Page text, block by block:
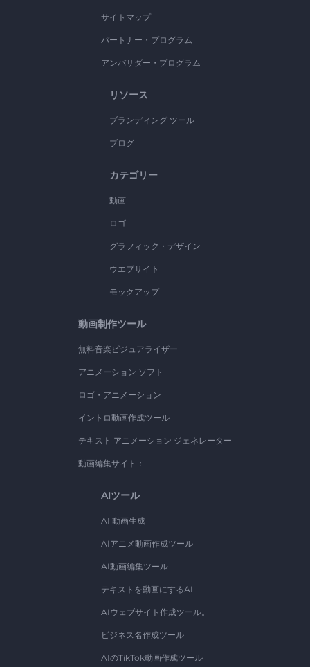
サイトマップ
パートナー・プログラム
アンバサダー・プログラム
リソース
ブランディング ツール
ブログ
カテゴリー
動画
ロゴ
グラフィック・デザイン
ウエブサイト
モックアップ
動画制作ツール
無料音楽ビジュアライザー
アニメーション ソフト
ロゴ・アニメーション
イントロ動画作成ツール
テキスト アニメーション ジェネレーター
動画編集サイト：
AIツール
AI 動画生成
AIアニメ動画作成ツール
AI動画編集ツール
テキストを動画にするAI
AIウェブサイト作成ツール。
ビジネス名作成ツール
AIのTikTok動画作成ツール